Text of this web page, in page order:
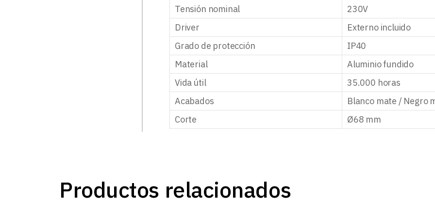
Tensión nominal
230V
Driver
Externo incluido
Grado de protección
IP40
Material
Aluminio fundido
Vida útil
35.000 horas
Acabados
Blanco mate / Negro
Corte
Ø68 mm
Productos relacionados